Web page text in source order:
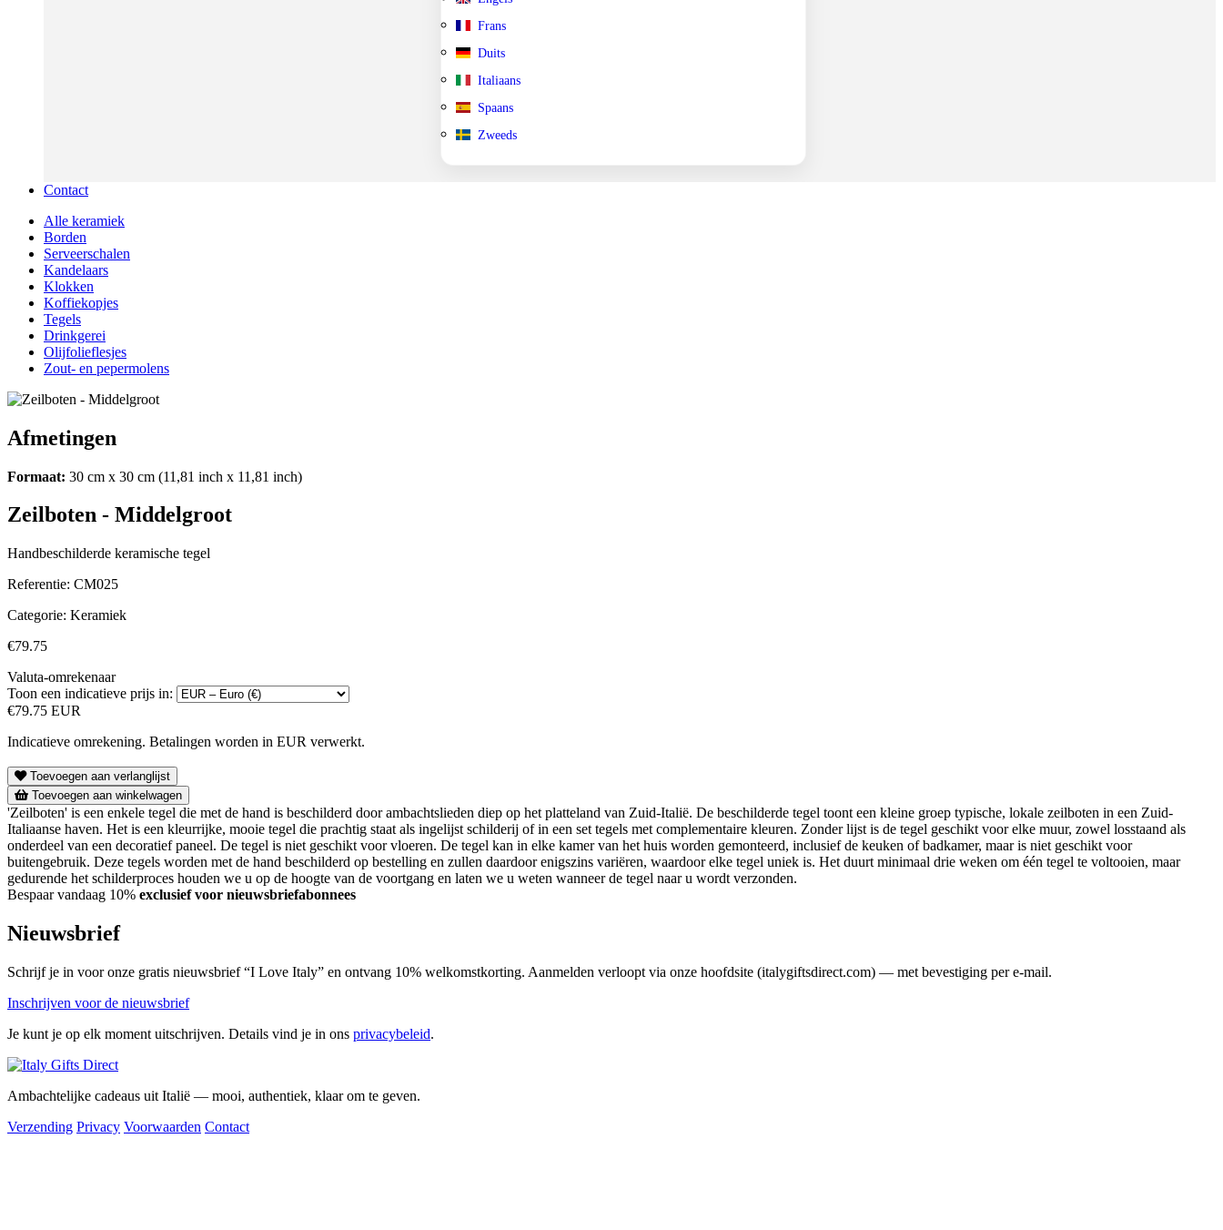
Frans
Duits
Italiaans
Spaans
Zweeds
Contact
Alle keramiek
Borden
Serveerschalen
Kandelaars
Klokken
Koffiekopjes
Tegels
Drinkgerei
Olijfolieflesjes
Zout- en pepermolens
Afmetingen
Formaat: 30 cm x 30 cm (11,81 inch x 11,81 inch)
Zeilboten - Middelgroot
Handbeschilderde keramische tegel
Referentie: CM025
Categorie: Keramiek
€79.75
Valuta-omrekenaar
Toon een indicatieve prijs in:
€79.75 EUR
Indicatieve omrekening. Betalingen worden in EUR verwerkt.
Toevoegen aan verlanglijst
Toevoegen aan winkelwagen
'Zeilboten' is een enkele tegel die met de hand is beschilderd door ambachtslieden diep op het platteland van Zuid-Italië. De beschilderde tegel toont een kleine groep typische, lokale zeilboten in een Zuid-
Italiaanse haven. Het is een kleurrijke, mooie tegel die prachtig staat als ingelijst schilderij of in een set tegels met complementaire kleuren. Zonder lijst is de tegel geschikt voor elke muur, zowel losstaand als
onderdeel van een decoratief paneel. De tegel is niet geschikt voor vloeren. De tegel kan in elke kamer van het huis worden gemonteerd, inclusief de keuken of badkamer, maar is niet geschikt voor
buitengebruik. Deze tegels worden met de hand beschilderd op bestelling en zullen daardoor enigszins variëren, waardoor elke tegel uniek is. Het duurt minimaal drie weken om één tegel te voltooien, maar
gedurende het schilderproces houden we u op de hoogte van de voortgang en laten we u weten wanneer de tegel naar u wordt verzonden.
Bespaar vandaag 10% exclusief voor nieuwsbriefabonnees
Nieuwsbrief
Schrijf je in voor onze gratis nieuwsbrief “I Love Italy” en ontvang 10% welkomstkorting. Aanmelden verloopt via onze hoofdsite (italygiftsdirect.com) — met bevestiging per e-mail.
Inschrijven voor de nieuwsbrief
Je kunt je op elk moment uitschrijven. Details vind je in ons privacybeleid.
Ambachtelijke cadeaus uit Italië — mooi, authentiek, klaar om te geven.
Verzending Privacy Voorwaarden Contact